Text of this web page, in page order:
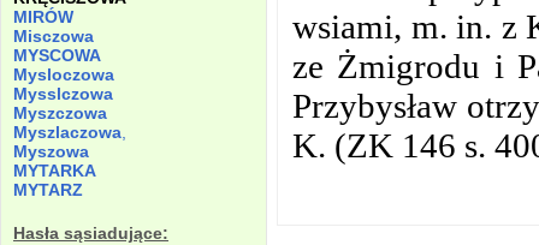
MIRÓW
Misczowa
MYSCOWA
Mysloczowa
Mysslczowa
Myszczowa
Myszlaczowa
Myszowa
MYTARKA
MYTARZ
Hasła sąsiadujące:
wsiami, m. in. z
ze Żmigrodu i
Przybysław
K. (ZK 146 s.